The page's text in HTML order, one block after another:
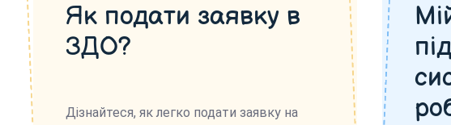
Як подати заявку в
ЗДО?
Дізнайтеся, як легко подати заявку на